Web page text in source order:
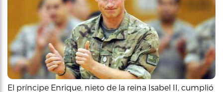
El príncipe Enrique, nieto de la reina Isabel II, cumplió